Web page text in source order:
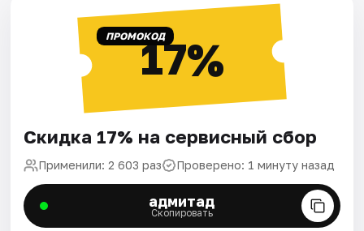
ПРОМОКОД17%
Скидка 17% на сервисный сбор
Применили: 2 603 раз Проверено: 1 минуту назад
адмитад
Скопировать